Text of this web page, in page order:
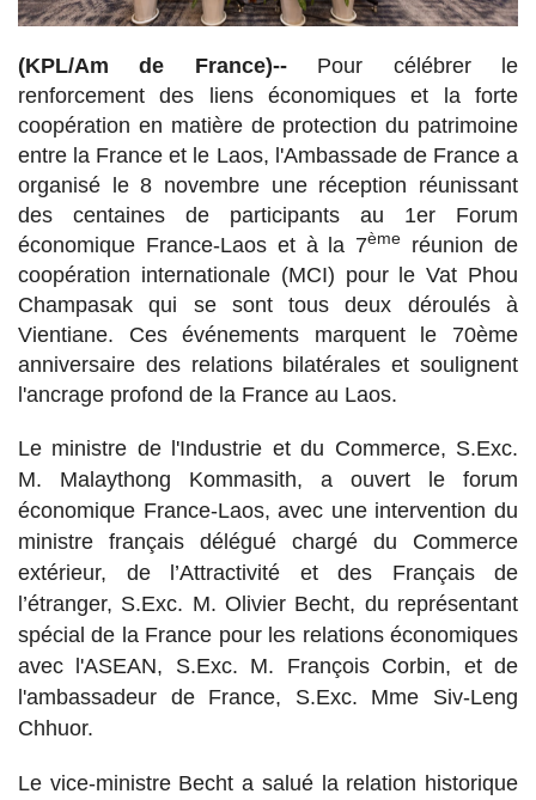
(KPL/Am de France)--Pour célébrer le
renforcement des liens économiques et la forte
coopération en matière de protection du patrimoine
entre la France et le Laos, l'Ambassade de France a
organisé le 8 novembre une réception réunissant
des centaines de participants au 1er Forum
économique France-Laos et à la 7ème
réunion de
coopération internationale (MCI) pour le Vat Phou
Champasak qui se sont tous deux déroulés à
Vientiane. Ces événements marquent le 70ème
anniversaire des relations bilatérales et soulignent
l'ancrage profond de la France au Laos.
Le ministre de l'Industrie et du Commerce, S.Exc.
M. Malaythong Kommasith, a ouvert le forum
économique France-Laos, avec une intervention du
ministre français délégué chargé du Commerce
extérieur, de l’Attractivité et des Français de
l’étranger, S.Exc. M. Olivier Becht, du représentant
spécial de la France pour les relations économiques
avec l'ASEAN, S.Exc. M. François Corbin, et de
l'ambassadeur de France, S.Exc. Mme Siv-Leng
Chhuor.
Le vice-ministre Becht a salué la relation historique